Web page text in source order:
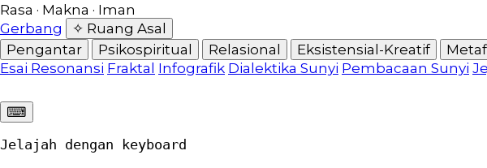
Rasa · Makna · Iman
Gerbang
✧ Ruang Asal
Pengantar
Psikospiritual Relasional Eksistensial-Kreatif
Esai Resonansi Fraktal Infografik Dialektika Sunyi Pembacaan Sunyi
⌨︎
Jelajah dengan keyboard